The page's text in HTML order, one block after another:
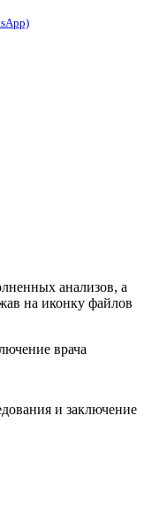
анализов, а
на иконку файлов
врача
и заключение